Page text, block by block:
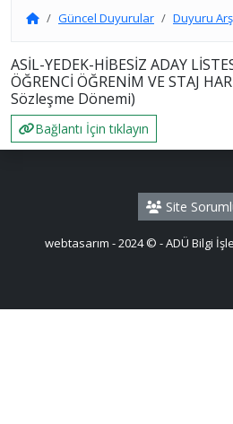
Güncel Duyurular Duyuru
ASİL-YEDEK-HİBESİZ ADAY
ÖĞRENCİ ÖĞRENİM VE STAJ
Sözleşme Dönemi)
Bağlantı İçin tıklayın
Site
webtasarım - 2024 © - ADÜ Bilgi